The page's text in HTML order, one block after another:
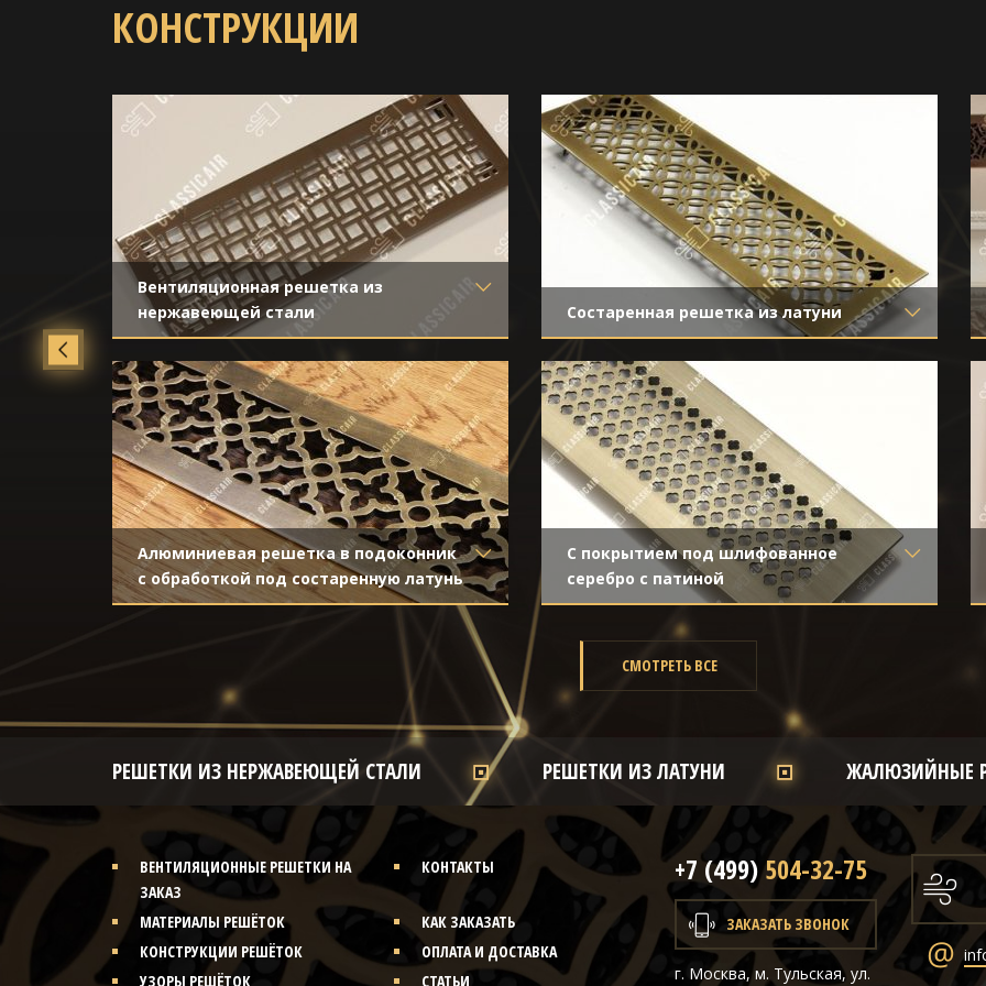
КОНСТРУКЦИИ
Вентиляционная решетка из
нержавеющей стали
Материал- Нержавеющая сталь
Отделка- Полированная нержавейка
Алюминиевая решетка в подоконник
с обработкой под состаренную латунь
Материал- Алюминий
Состаренная решетка из латуни
Материал- Латунь
Отделка- Старение с эффектом
затёртости
С покрытием под шлифованное
серебро с патиной
Материал- Обычная сталь
- Шлифованная нержавейка
СМОТРЕТЬ ВСЕ
РЕШЕТКИ ИЗ НЕРЖАВЕЮЩЕЙ СТАЛИ РЕШЕТКИ ИЗ ЛАТУНИ ЖАЛЮЗИЙНЫЕ
ВЕНТИЛЯЦИОННЫЕ РЕШЕТКИ НА
ЗАКАЗ
КОНТАКТЫ
МАТЕРИАЛЫ РЕШЁТОК
КАК ЗАКАЗАТЬ
КОНСТРУКЦИИ РЕШЁТОК
ОПЛАТА И ДОСТАВКА
УЗОРЫ РЕШЁТОК
СТАТЬИ
+7 (499)504-32-75
ЗАКАЗАТЬ ЗВОНОК
г. Москва, м. Тульская, ул.